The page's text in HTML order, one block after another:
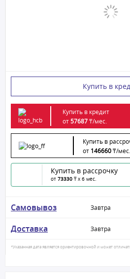
Купить в
Купить в кредит
от57687₸/мес.
Купить в
от 146660₸/мес.
Купить в рассрочку
от 73330 ₸ x 6 мес.
Самовывоз Завтра
Доставка Завтра
*Указанная дата является ориентировочной и может